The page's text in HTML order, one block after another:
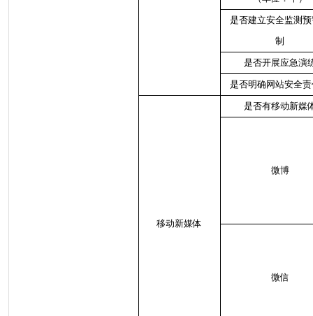
是否建立安全监测
制
是否开展应急演
是否明确网站安全
移动新媒体
是否有移动新媒
微博
微信